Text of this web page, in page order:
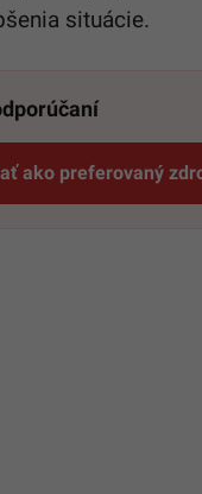
situácie.
ako preferovaný
Startitup,